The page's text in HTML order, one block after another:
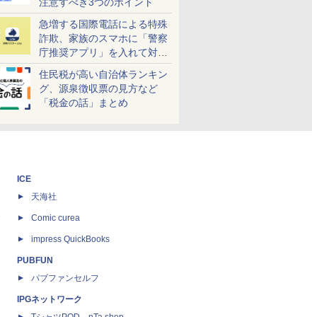
急増する国際電話による特殊
詐欺、家族のスマホに「警察
庁推奨アプリ」を入れて対策
しよう！
住民税が高い自治体ランキン
グ、源泉徴収票の見方など
「税金の話」まとめ
ICE
天海社
Comic curea
impress QuickBooks
PUBFUN
パブファンセルフ
IPGネットワーク